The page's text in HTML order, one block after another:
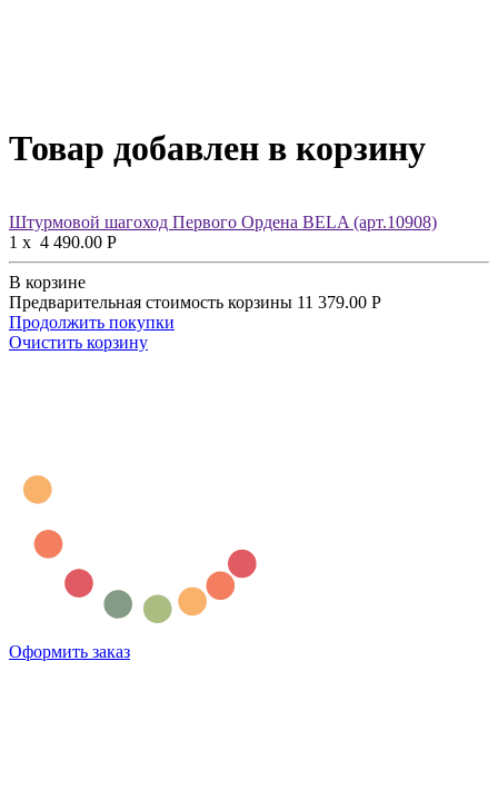
Товар добавлен в корзину
Штурмовой шагоход Первого Ордена BELA (арт.10908)
1 x 4 490.00 Р
В корзине
Предварительная стоимость корзины 11 379.00 Р
Продолжить покупки
Очистить корзину
Оформить заказ